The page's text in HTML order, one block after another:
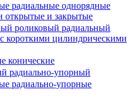
радиальные однорядные
и закрытые
роликовый радиальный
короткими цилиндрическими
конические
радиально-упорный
радиально-упорные